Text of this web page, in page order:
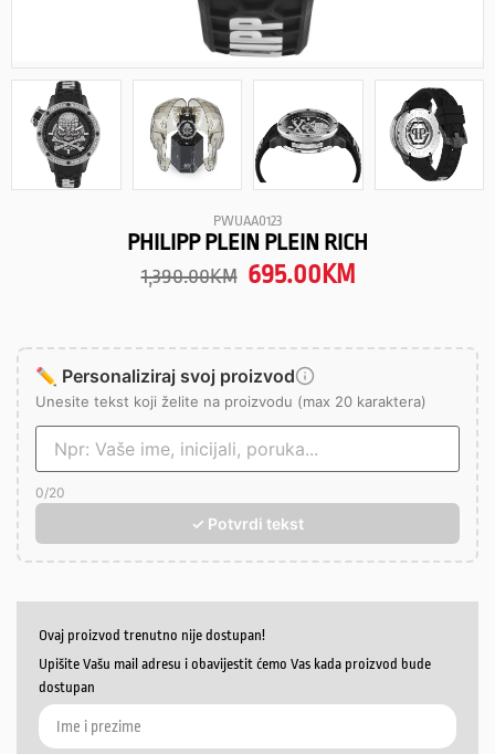
PWUAA0123
PHILIPP PLEIN PLEIN RICH
1,390.00KM 695.00 KM
✏️ Personaliziraj svoj proizvod
Unesite tekst koji želite na proizvodu (max 20 karaktera)
0/20
✓ Potvrdi tekst
Ovaj proizvod trenutno nije dostupan!
Upišite Vašu mail adresu i obavijestit ćemo Vas kada proizvod bude
dostupan